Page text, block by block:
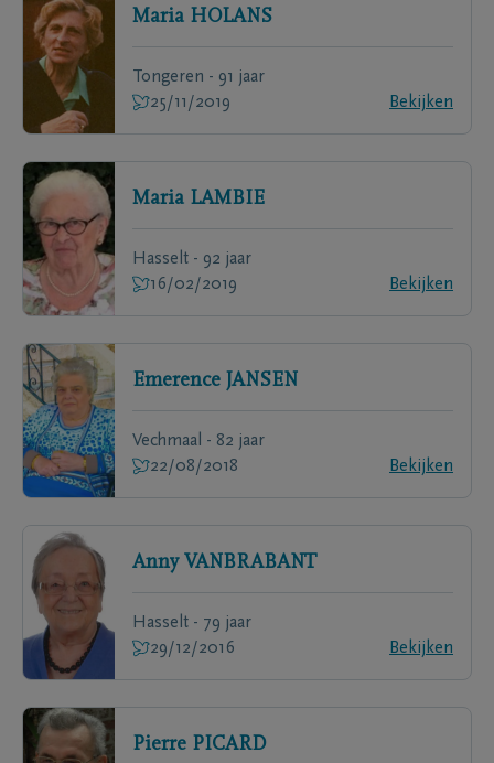
Maria HOLANS
Tongeren - 91 jaar
25/11/2019
Bekijken
Maria LAMBIE
Hasselt - 92 jaar
16/02/2019
Bekijken
Emerence JANSEN
Vechmaal - 82 jaar
22/08/2018
Bekijken
Anny VANBRABANT
Hasselt - 79 jaar
29/12/2016
Bekijken
Pierre PICARD